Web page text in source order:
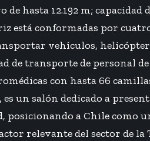
hasta 12.192 m; capacidad
está conformadas por
vehículos,
de transporte de personal
con hasta 66
es un salón dedicado a
posicionando a Chile como
relevante del sector de la